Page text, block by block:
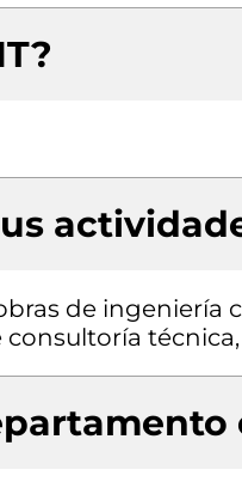
de ingeniería